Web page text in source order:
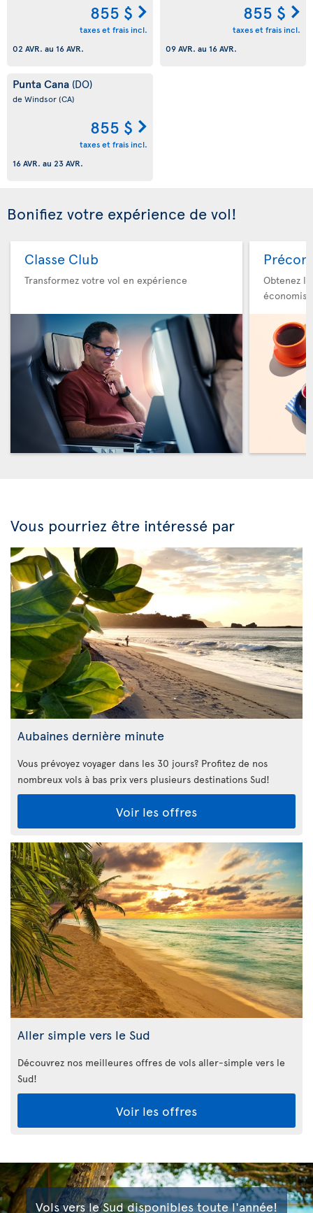
855 $
taxes et frais incl.
02 AVR. au 16 AVR.
855 $
taxes et frais incl.
09 AVR. au 16 AVR.
Punta Cana (DO)
de Windsor(CA)
855 $
taxes et frais incl.
16 AVR. au 23 AVR.
Bonifiez votre expérience de vol!
Classe Club
Transformez votre vol en expérience
Obtenez
Vous pourriez être intéressé par
Aubaines dernière minute
Vous prévoyez voyager dans les 30 jours? Profitez de nos
nombreux vols à bas prix vers plusieurs destinations Sud!
Voir les offres
Aller simple vers le Sud
Découvrez nos meilleures offres de vols aller-simple vers le
Sud!
Voir les offres
Vols vers le Sud disponibles toute l'année!